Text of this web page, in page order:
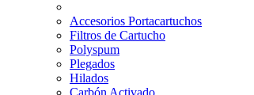
Accesorios Portacartuchos
Filtros de Cartucho
Polyspum
Plegados
Hilados
Carbón Activado